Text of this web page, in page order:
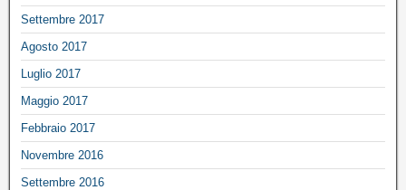
Settembre 2017
Agosto 2017
Luglio 2017
Maggio 2017
Febbraio 2017
Novembre 2016
Settembre 2016